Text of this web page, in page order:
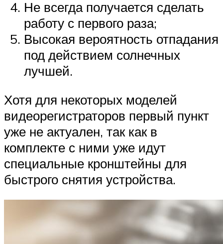
Не всегда получается сделать
работу с первого раза;
Высокая вероятность отпадания
под действием солнечных
лучшей.
Хотя для некоторых моделей
видеорегистраторов первый пункт
уже не актуален, так как в
комплекте с ними уже идут
специальные кронштейны для
быстрого снятия устройства.